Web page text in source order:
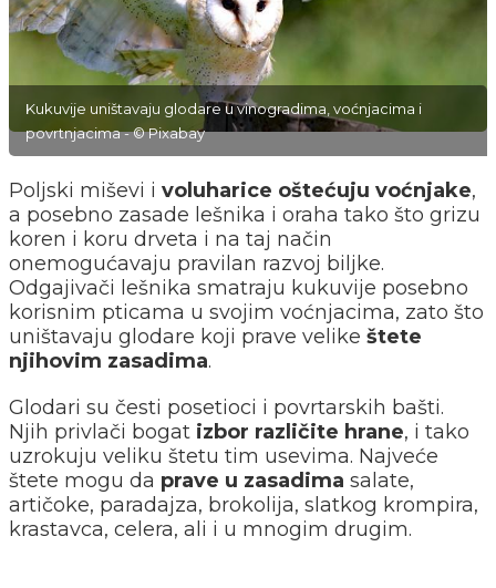
Kukuvije uništavaju glodare u vinogradima, voćnjacima i
povrtnjacima - © Pixabay
Poljski miševi i voluharice oštećuju voćnjake,
a posebno zasade lešnika i oraha tako što grizu
koren i koru drveta i na taj način
onemogućavaju pravilan razvoj biljke.
Odgajivači lešnika smatraju kukuvije posebno
korisnim pticama u svojim voćnjacima, zato što
uništavaju glodare koji prave velike štete
njihovim zasadima.
Glodari su česti posetioci i povrtarskih bašti.
Njih privlači bogat izbor različite hrane, i tako
uzrokuju veliku štetu tim usevima. Najveće
štete mogu da prave u zasadima salate,
artičoke, paradajza, brokolija, slatkog krompira,
krastavca, celera, ali i u mnogim drugim.